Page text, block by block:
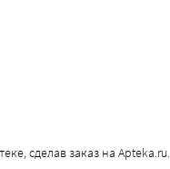
сделав заказ на Apteka.ru.